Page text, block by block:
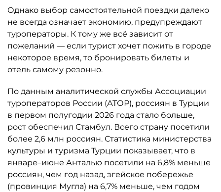
Однако выбор самостоятельной поездки далеко
не всегда означает экономию, предупреждают
туроператоры. К тому же всё зависит от
пожеланий — если турист хочет пожить в городе
некоторое время, то бронировать билеты и
отель самому резонно.
По данным аналитической службы Ассоциации
туроператоров России (АТОР), россиян в Турции
в первом полугодии 2026 года стало больше,
рост обеспечил Стамбул. Всего страну посетили
более 2,6 млн россиян. Статистика министерства
культуры и туризма Турции показывает, что в
январе–июне Анталью посетили на 6,8% меньше
россиян, чем год назад, эгейское побережье
(провинция Мугла) на 6,7% меньше, чем годом